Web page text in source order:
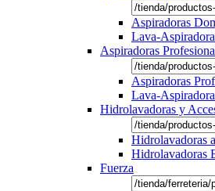
Aspiradoras
Lava-
Aspiradoras
Aspiradoras
Lava-
Hidrolavadoras y
Hidrolavadoras
Hidrolavadoras
Fuerza